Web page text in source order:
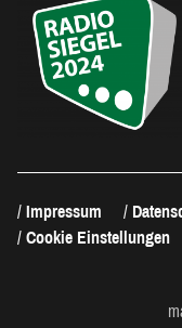
Impressum
Cookie Einstellungen